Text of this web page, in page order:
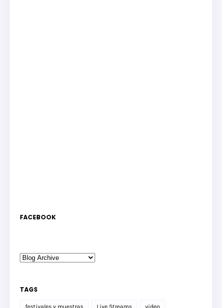
FACEBOOK
TAGS
festivales y muestras Live Streams video